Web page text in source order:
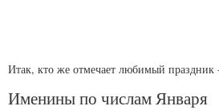
Итак, кто же отмечает любимый
Именины по числам Января